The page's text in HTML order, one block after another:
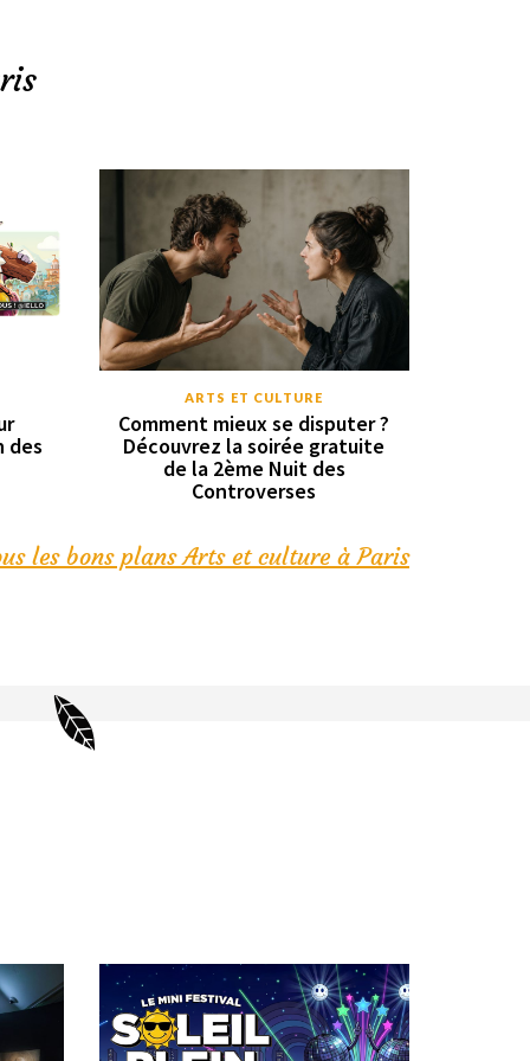
des
ARTS ET CULTURE
Comment mieux se disputer ?
Découvrez la soirée gratuite
de la 2ème Nuit des
Controverses
les bons plans Arts et culture à Paris